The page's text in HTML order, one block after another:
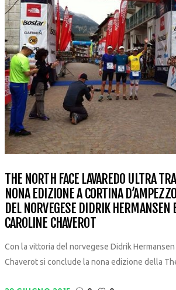
THE NORTH FACE LAVAREDO ULTRA
NONA EDIZIONE A CORTINA
DEL NORVEGESE DIDRIK HERMANSEN
CAROLINE CHAVEROT
Con la vittoria del norvegese Didrik
Chaverot si conclude la nona edizione della